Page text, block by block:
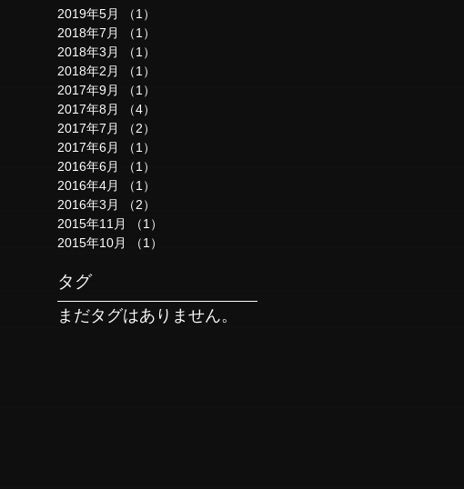
2019年5月 （1）
2018年7月
（1）
2018年3月
（1）
2018年2月
（1）
2017年9月
（1）
2017年8月
（4）
2017年7月
（2）
2017年6月
（1）
2016年6月
（1）
2016年4月
（1）
2016年3月
（2）
2015年11月
（1）
2015年10月
（1）
タグ
まだタグはありません。